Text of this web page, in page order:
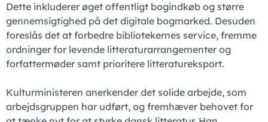
Dette inkluderer øget offentligt bogindkøb og større
gennemsigtighed på det digitale bogmarked. Desuden
foreslås det at forbedre bibliotekernes service, fremme
ordninger for levende litteraturarrangementer og
forfattermøder samt prioritere litteratureksport.
Kulturministeren anerkender det solide arbejde, som
arbejdsgruppen har udført, og fremhæver behovet for